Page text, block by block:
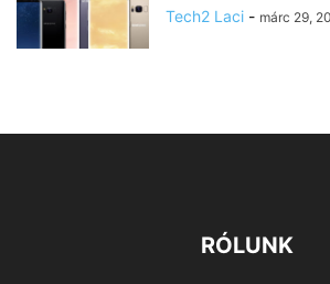
Tech2 Laci - márc 29,
RÓLUNK